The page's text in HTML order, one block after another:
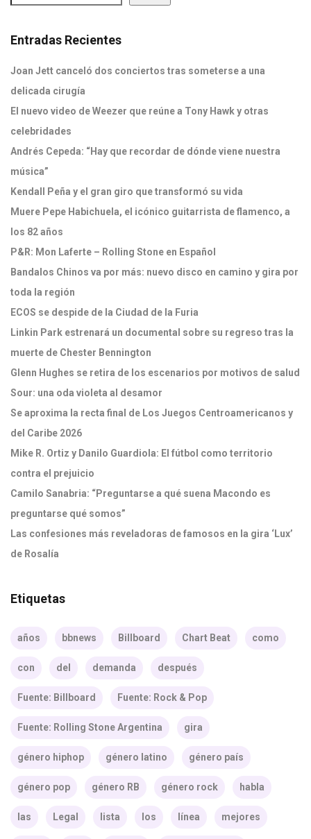
Entradas Recientes
Joan Jett canceló dos conciertos tras someterse a una
delicada cirugía
El nuevo video de Weezer que reúne a Tony Hawk y otras
celebridades
Andrés Cepeda: “Hay que recordar de dónde viene nuestra
música”
Kendall Peña y el gran giro que transformó su vida
Muere Pepe Habichuela, el icónico guitarrista de flamenco, a
los 82 años
P&R: Mon Laferte – Rolling Stone en Español
Bandalos Chinos va por más: nuevo disco en camino y gira por
toda la región
ECOS se despide de la Ciudad de la Furia
Linkin Park estrenará un documental sobre su regreso tras la
muerte de Chester Bennington
Glenn Hughes se retira de los escenarios por motivos de salud
Sour: una oda violeta al desamor
Se aproxima la recta final de Los Juegos Centroamericanos y
del Caribe 2026
Mike R. Ortiz y Danilo Guardiola: El fútbol como territorio
contra el prejuicio
Camilo Sanabria: “Preguntarse a qué suena Macondo es
preguntarse qué somos”
Las confesiones más reveladoras de famosos en la gira ‘Lux’
de Rosalía
Etiquetas
años bbnews Billboard Chart Beat como
con del demanda después
Fuente: Billboard Fuente: Rock & Pop
Fuente: Rolling Stone Argentina gira
género hiphop género latino género país
género pop género RB género rock habla
las Legal lista los línea mejores